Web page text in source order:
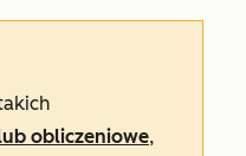
obliczeniowe,